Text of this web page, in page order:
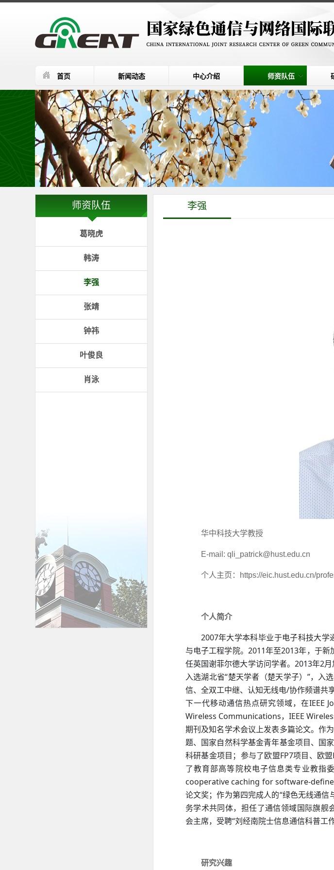
首页 新闻动态 中心介绍 师资队伍
师资队伍
葛晓虎
韩涛
李强
张靖
钟祎
叶俊良
肖泳
李强
华中科技大学教授
E-mail: qli_patrick@hust.edu.cn
个人主页： https://eic.hust.edu.cn/
个人简介
2007年大学本科毕业于电子科技大学
与电子工程学院。 2011年至2013年，于新
任英国谢菲尔德大学访问学者。 2013年2
入选湖北省“楚天学者（楚天学子） ”，入
信、全双工中继、认知无线电/协作频谱共
下一代移动通信热点研究领域，在IEEE
Wireless Communications， IEEE
期刊及知名学术会议上发表多篇论文。作
题、国家自然科学基金青年基金项目、国
科研基金项目；参与了欧盟FP7项目、欧盟
了教育部高等院校电子信息类专业教指
cooperative caching for software-
论文奖；作为第四完成人的“绿色无线通信
务学术共同体，担任了通信领域国际旗舰
会主席，受聘“刘经南院士信息通信科普工
研究兴趣